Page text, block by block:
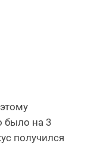
было на 3
получился